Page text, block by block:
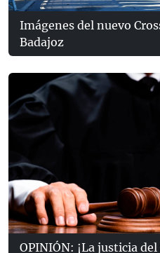
Imágenes del nuevo
Badajoz
OPINIÓN: ¡La justicia